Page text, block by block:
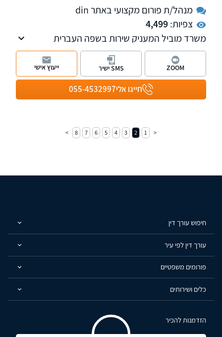
מנהל/ת פורום מקצועי באתר din
צפיות:4,499
משרד מוביל המעניק שירות בשפה העברית
והרוסית, בתחום המשכנתאות, מקרקעין, מעמד
אישי ומשפט אזרחי.
חייגו אלי055-4532997
ZOOM SMS ישיר ייעוץ אישי
1
2
3
4
5
6
7
8
חיפוש עורך דין
עורך דין לפי עיר
פורומים משפטיים
כלים ושירותים
הזדמנות להכיר